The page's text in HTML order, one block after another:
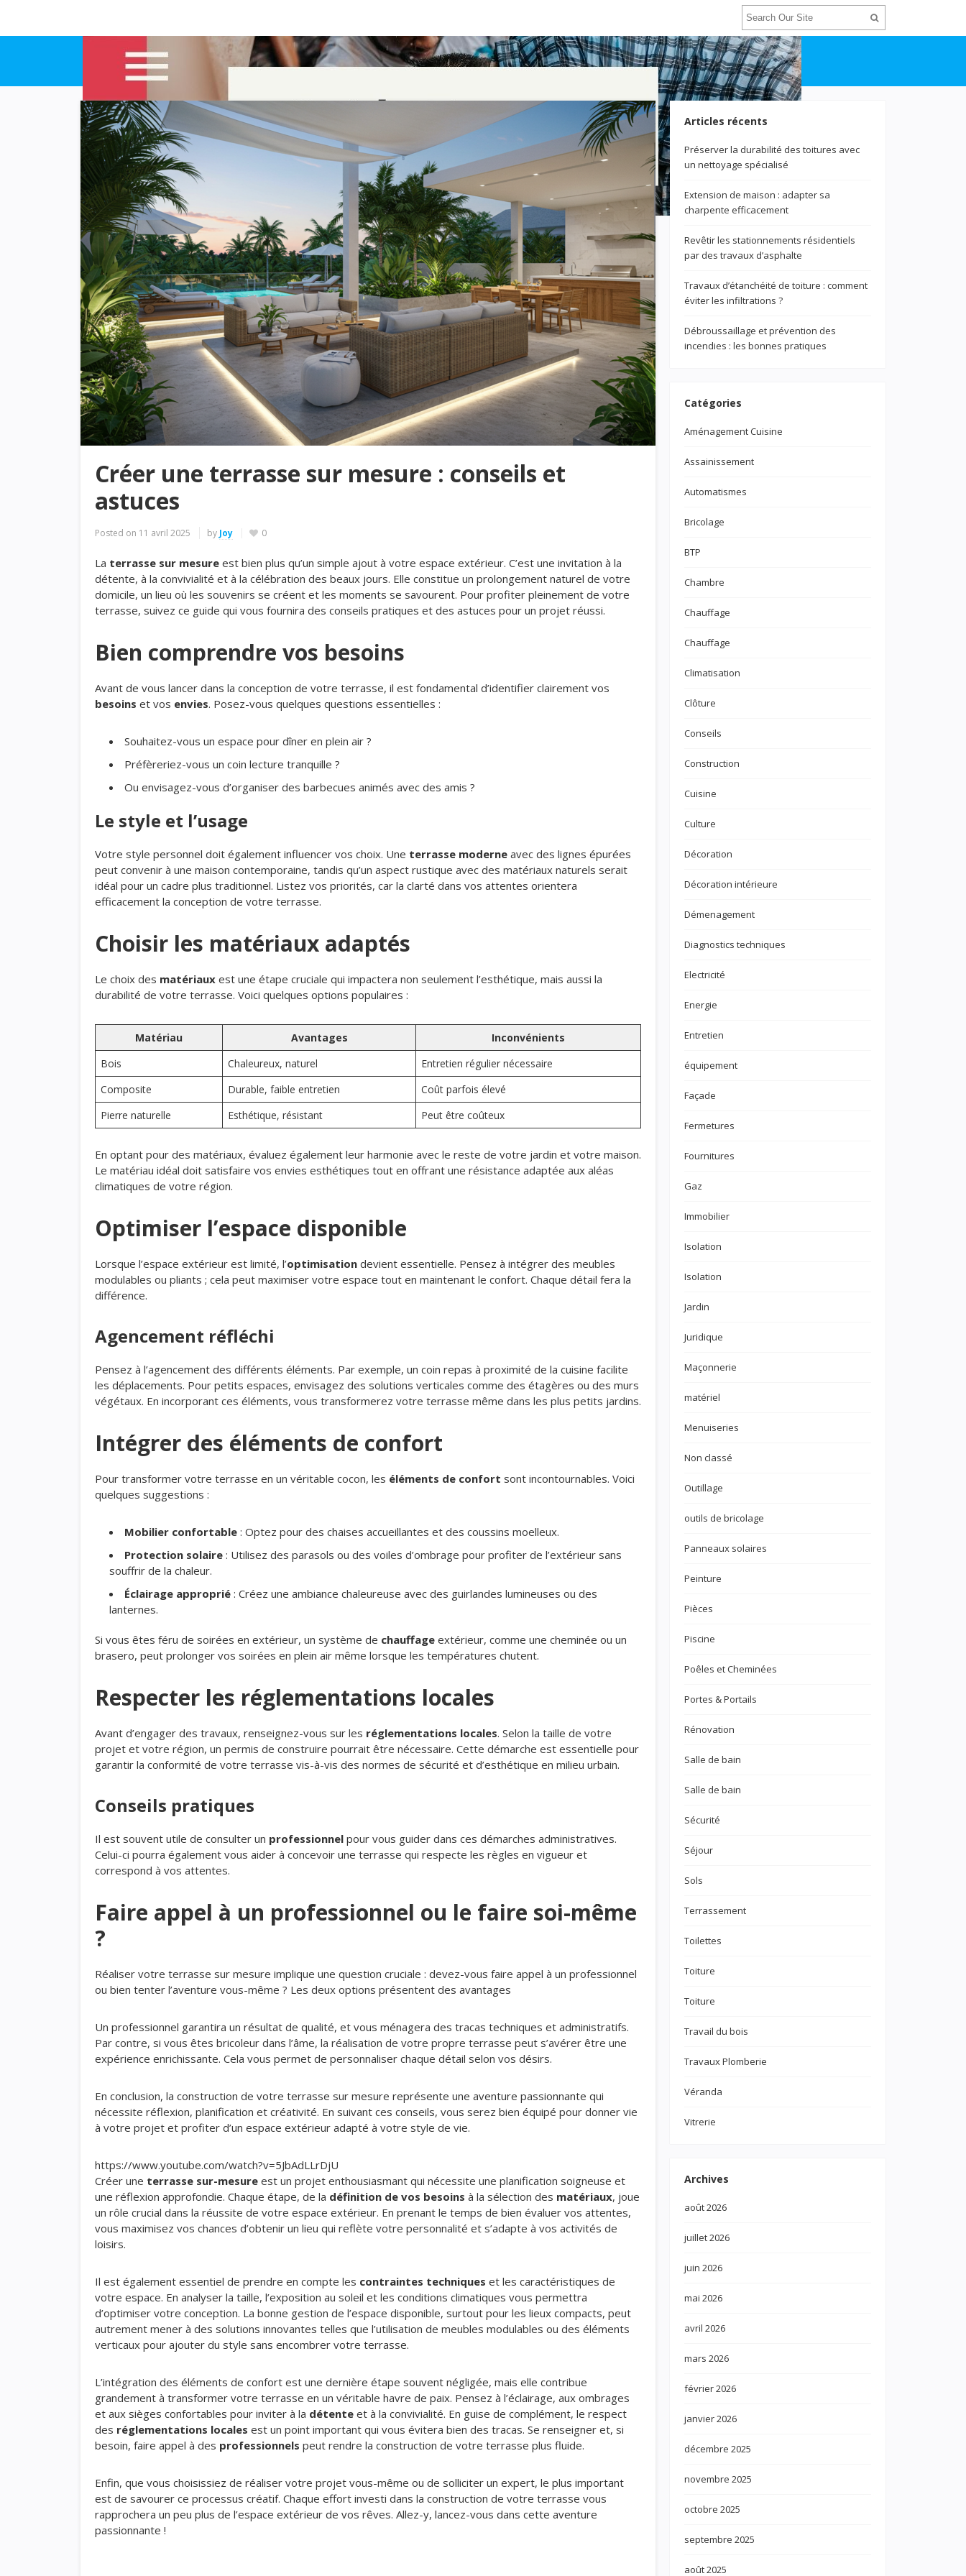
Créer une terrasse sur mesure : conseils et
astuces
Posted on 11 avril 2025 by Joy 0
La terrasse sur mesure est bien plus qu’un simple ajout à votre espace extérieur. C’est une invitation à la
détente, à la convivialité et à la célébration des beaux jours. Elle constitue un prolongement naturel de votre
domicile, un lieu où les souvenirs se créent et les moments se savourent. Pour profiter pleinement de votre
terrasse, suivez ce guide qui vous fournira des conseils pratiques et des astuces pour un projet réussi.
Bien comprendre vos besoins
Avant de vous lancer dans la conception de votre terrasse, il est fondamental d’identifier clairement vos
besoins et vos envies. Posez-vous quelques questions essentielles :
Souhaitez-vous un espace pour dîner en plein air ?
Préfèreriez-vous un coin lecture tranquille ?
Ou envisagez-vous d’organiser des barbecues animés avec des amis ?
Le style et l’usage
Votre style personnel doit également influencer vos choix. Une terrasse moderne avec des lignes épurées
peut convenir à une maison contemporaine, tandis qu’un aspect rustique avec des matériaux naturels serait
idéal pour un cadre plus traditionnel. Listez vos priorités, car la clarté dans vos attentes orientera
efficacement la conception de votre terrasse.
Choisir les matériaux adaptés
Le choix des matériaux est une étape cruciale qui impactera non seulement l’esthétique, mais aussi la
durabilité de votre terrasse. Voici quelques options populaires :
Matériau Avantages
Inconvénients
Bois
Chaleureux, naturel
Entretien régulier nécessaire
Composite
Durable, faible entretien
Coût parfois élevé
Pierre naturelle
Esthétique, résistant Peut être coûteux
En optant pour des matériaux, évaluez également leur harmonie avec le reste de votre jardin et votre maison.
Le matériau idéal doit satisfaire vos envies esthétiques tout en offrant une résistance adaptée aux aléas
climatiques de votre région.
Optimiser l’espace disponible
Lorsque l’espace extérieur est limité, l’optimisation devient essentielle. Pensez à intégrer des meubles
modulables ou pliants ; cela peut maximiser votre espace tout en maintenant le confort. Chaque détail fera la
différence.
Agencement réfléchi
Pensez à l’agencement des différents éléments. Par exemple, un coin repas à proximité de la cuisine facilite
les déplacements. Pour petits espaces, envisagez des solutions verticales comme des étagères ou des murs
végétaux. En incorporant ces éléments, vous transformerez votre terrasse même dans les plus petits jardins.
Intégrer des éléments de confort
Pour transformer votre terrasse en un véritable cocon, les éléments de confort sont incontournables. Voici
quelques suggestions :
Mobilier confortable : Optez pour des chaises accueillantes et des coussins moelleux.
Protection solaire : Utilisez des parasols ou des voiles d’ombrage pour profiter de l’extérieur sans
souffrir de la chaleur.
Éclairage approprié : Créez une ambiance chaleureuse avec des guirlandes lumineuses ou des
lanternes.
Si vous êtes féru de soirées en extérieur, un système de chauffage extérieur, comme une cheminée ou un
brasero, peut prolonger vos soirées en plein air même lorsque les températures chutent.
Respecter les réglementations locales
Avant d’engager des travaux, renseignez-vous sur les réglementations locales. Selon la taille de votre
projet et votre région, un permis de construire pourrait être nécessaire. Cette démarche est essentielle pour
garantir la conformité de votre terrasse vis-à-vis des normes de sécurité et d’esthétique en milieu urbain.
Conseils pratiques
Il est souvent utile de consulter un professionnel pour vous guider dans ces démarches administratives.
Celui-ci pourra également vous aider à concevoir une terrasse qui respecte les règles en vigueur et
correspond à vos attentes.
Faire appel à un professionnel ou le faire soi-même
?
Réaliser votre terrasse sur mesure implique une question cruciale : devez-vous faire appel à un professionnel
ou bien tenter l’aventure vous-même ? Les deux options présentent des avantages
Un professionnel garantira un résultat de qualité, et vous ménagera des tracas techniques et administratifs.
Par contre, si vous êtes bricoleur dans l’âme, la réalisation de votre propre terrasse peut s’avérer être une
expérience enrichissante. Cela vous permet de personnaliser chaque détail selon vos désirs.
En conclusion, la construction de votre terrasse sur mesure représente une aventure passionnante qui
nécessite réflexion, planification et créativité. En suivant ces conseils, vous serez bien équipé pour donner vie
à votre projet et profiter d’un espace extérieur adapté à votre style de vie.
https://www.youtube.com/watch?v=5JbAdLLrDjU
Créer une terrasse sur-mesure est un projet enthousiasmant qui nécessite une planification soigneuse et
une réflexion approfondie. Chaque étape, de la définition de vos besoins à la sélection des matériaux, joue
un rôle crucial dans la réussite de votre espace extérieur. En prenant le temps de bien évaluer vos attentes,
vous maximisez vos chances d’obtenir un lieu qui reflète votre personnalité et s’adapte à vos activités de
loisirs.
Il est également essentiel de prendre en compte les contraintes techniques et les caractéristiques de
votre espace. En analyser la taille, l’exposition au soleil et les conditions climatiques vous permettra
d’optimiser votre conception. La bonne gestion de l’espace disponible, surtout pour les lieux compacts, peut
autrement mener à des solutions innovantes telles que l’utilisation de meubles modulables ou des éléments
verticaux pour ajouter du style sans encombrer votre terrasse.
L’intégration des éléments de confort est une dernière étape souvent négligée, mais elle contribue
grandement à transformer votre terrasse en un véritable havre de paix. Pensez à l’éclairage, aux ombrages
et aux sièges confortables pour inviter à la détente et à la convivialité. En guise de complément, le respect
des réglementations locales est un point important qui vous évitera bien des tracas. Se renseigner et, si
besoin, faire appel à des professionnels peut rendre la construction de votre terrasse plus fluide.
Enfin, que vous choisissiez de réaliser votre projet vous-même ou de solliciter un expert, le plus important
est de savourer ce processus créatif. Chaque effort investi dans la construction de votre terrasse vous
rapprochera un peu plus de l’espace extérieur de vos rêves. Allez-y, lancez-vous dans cette aventure
passionnante !
Articles récents
Préserver la durabilité des toitures avec
un nettoyage spécialisé
Extension de maison : adapter sa
charpente efficacement
Revêtir les stationnements résidentiels
par des travaux d’asphalte
Travaux d’étanchéité de toiture : comment
éviter les infiltrations ?
Débroussaillage et prévention des
incendies : les bonnes pratiques
Catégories
Aménagement Cuisine
Assainissement
Automatismes
Bricolage
BTP
Chambre
Chauffage
Chauffage
Climatisation
Clôture
Conseils
Construction
Cuisine
Culture
Décoration
Décoration intérieure
Démenagement
Diagnostics techniques
Electricité
Energie
Entretien
équipement
Façade
Fermetures
Fournitures
Gaz
Immobilier
Isolation
Isolation
Jardin
Juridique
Maçonnerie
matériel
Menuiseries
Non classé
Outillage
outils de bricolage
Panneaux solaires
Peinture
Pièces
Piscine
Poêles et Cheminées
Portes & Portails
Rénovation
Salle de bain
Salle de bain
Sécurité
Séjour
Sols
Terrassement
Toilettes
Toiture
Toiture
Travail du bois
Travaux Plomberie
Véranda
Vitrerie
Archives
août 2026
juillet 2026
juin 2026
mai 2026
avril 2026
mars 2026
février 2026
janvier 2026
décembre 2025
novembre 2025
octobre 2025
septembre 2025
août 2025